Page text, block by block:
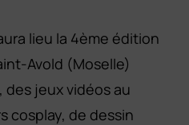
lieu la 4ème édition
Avold (Moselle)
jeux vidéos au
cosplay, de dessin